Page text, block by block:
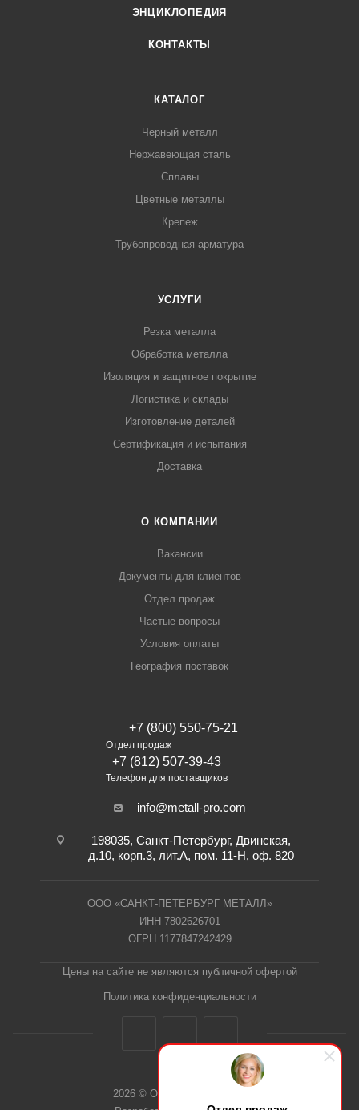
ЭНЦИКЛОПЕДИЯ
КОНТАКТЫ
КАТАЛОГ
Черный металл
Нержавеющая сталь
Сплавы
Цветные металлы
Крепеж
Трубопроводная арматура
УСЛУГИ
Резка металла
Обработка металла
Изоляция и защитное покрытие
Логистика и склады
Изготовление деталей
Сертификация и испытания
Доставка
О КОМПАНИИ
Вакансии
Документы для клиентов
Отдел продаж
Частые вопросы
Условия оплаты
География поставок
+7 (800) 550-75-21
Отдел продаж
+7 (812) 507-39-43
Телефон для поставщиков
info@metall-pro.com
198035, Санкт-Петербург, Двинская,
д.10, корп.3, лит.А, пом. 11-Н, оф. 820
ООО «САНКТ-ПЕТЕРБУРГ МЕТАЛЛ»
ИНН 7802626701
ОГРН 1177847242429
Цены на сайте не являются публичной офертой
Политика конфиденциальности
2026 © ООО "СПб Металл"